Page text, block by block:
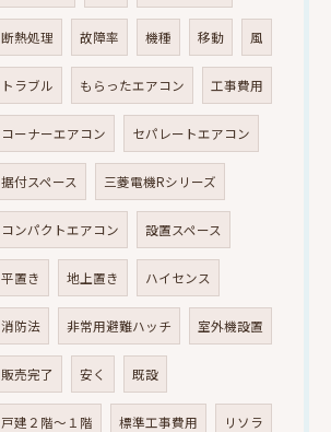
断熱処理 故障率 機種 移動 風
トラブル もらったエアコン 工事費用
コーナーエアコン セパレートエアコン
据付スペース 三菱電機Rシリーズ
コンパクトエアコン 設置スペース
平置き 地上置き ハイセンス
消防法 非常用避難ハッチ 室外機設置
販売完了 安く 既設
戸建２階～１階 標準工事費用 リソラ